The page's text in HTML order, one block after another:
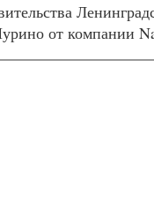
от компании